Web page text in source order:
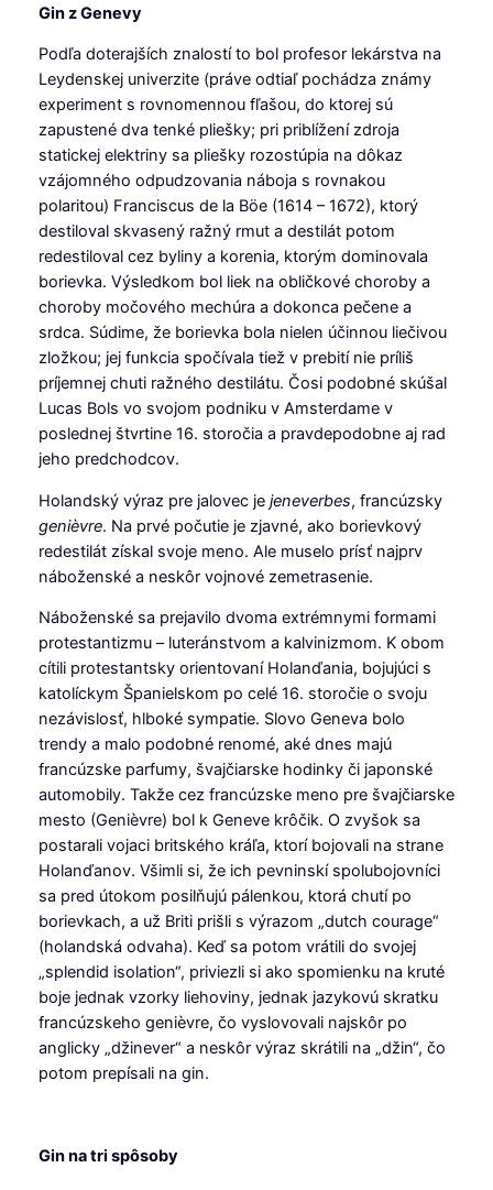
Gin z Genevy
Podľa doterajších znalostí to bol profesor lekárstva na
Leydenskej univerzite (práve odtiaľ pochádza známy
experiment s rovnomennou fľašou, do ktorej sú
zapustené dva tenké pliešky; pri priblížení zdroja
statickej elektriny sa pliešky rozostúpia na dôkaz
vzájomného odpudzovania náboja s rovnakou
polaritou) Franciscus de la Böe (1614 – 1672), ktorý
destiloval skvasený ražný rmut a destilát potom
redestiloval cez byliny a korenia, ktorým dominovala
borievka. Výsledkom bol liek na obličkové choroby a
choroby močového mechúra a dokonca pečene a
srdca. Súdime, že borievka bola nielen účinnou liečivou
zložkou; jej funkcia spočívala tiež v prebití nie príliš
príjemnej chuti ražného destilátu. Čosi podobné skúšal
Lucas Bols vo svojom podniku v Amsterdame v
poslednej štvrtine 16. storočia a pravdepodobne aj rad
jeho predchodcov.
Holandský výraz pre jalovec je jeneverbes, francúzsky
genièvre. Na prvé počutie je zjavné, ako borievkový
redestilát získal svoje meno. Ale muselo prísť najprv
náboženské a neskôr vojnové zemetrasenie.
Náboženské sa prejavilo dvoma extrémnymi formami
protestantizmu – luteránstvom a kalvinizmom. K obom
cítili protestantsky orientovaní Holanďania, bojujúci s
katolíckym Španielskom po celé 16. storočie o svoju
nezávislosť, hlboké sympatie. Slovo Geneva bolo
trendy a malo podobné renomé, aké dnes majú
francúzske parfumy, švajčiarske hodinky či japonské
automobily. Takže cez francúzske meno pre švajčiarske
mesto (Genièvre) bol k Geneve krôčik. O zvyšok sa
postarali vojaci britského kráľa, ktorí bojovali na strane
Holanďanov. Všimli si, že ich pevninskí spolubojovníci
sa pred útokom posilňujú pálenkou, ktorá chutí po
borievkach, a už Briti prišli s výrazom „dutch courage“
(holandská odvaha). Keď sa potom vrátili do svojej
„splendid isolation“, priviezli si ako spomienku na kruté
boje jednak vzorky liehoviny, jednak jazykovú skratku
francúzskeho genièvre, čo vyslovovali najskôr po
anglicky „džinever“ a neskôr výraz skrátili na „džin“, čo
potom prepísali na gin.
Gin na tri spôsoby